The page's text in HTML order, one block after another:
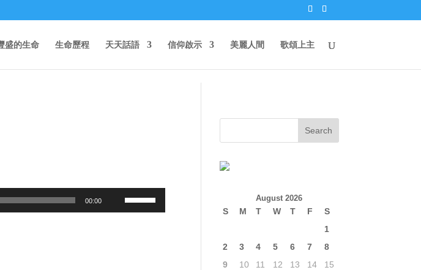
盛的生命 生命歷程 天天話語 信仰啟示 美麗人間 歌頌上主
00:00 August 2026
S M T W T F
S
1
2
3 4 5 6 7
8
9
10 11 12 13 14
15